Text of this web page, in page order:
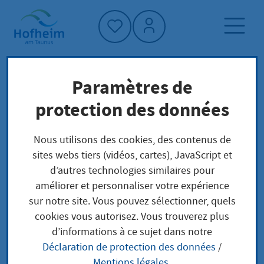
Accueil"
Page d'accueil
Trouver un service
Préoccupations locales
Bergbau Bewilligung - Verlängerung Erteilung
Bergbau Bewilligung -
Verlängerung
Erteilung
Paramètres de
protection des données
Nous utilisons des cookies, des contenus de
sites webs tiers (vidéos, cartes), JavaScript et
d’autres technologies similaires pour
améliorer et personnaliser votre expérience
sur notre site. Vous pouvez sélectionner, quels
cookies vous autorisez. Vous trouverez plus
d’informations à ce sujet dans notre
Déclaration de protection des données /